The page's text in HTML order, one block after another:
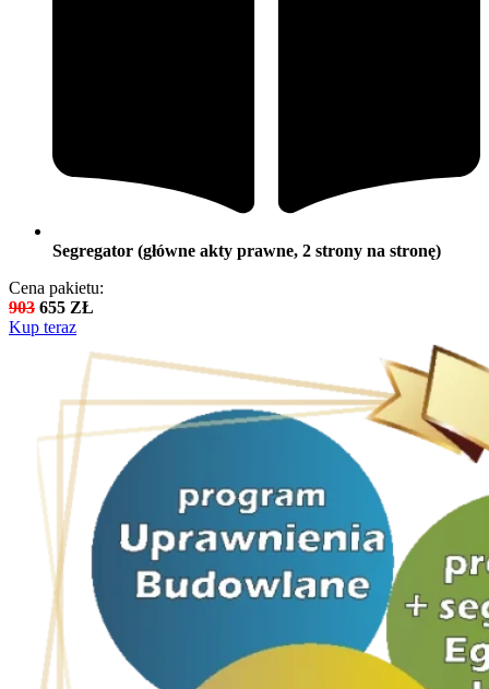
Segregator (główne akty prawne, 2 strony na stronę)
Cena pakietu:
903 655 ZŁ
Kup teraz